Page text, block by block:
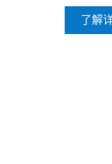
了解